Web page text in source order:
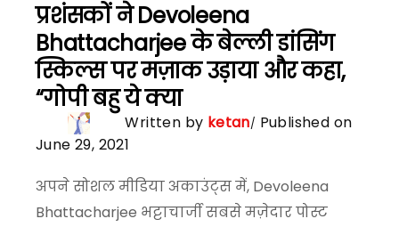
प्रशंसकों ने Devoleena
Bhattacharjee के बेल्ली डांसिंग
स्किल्स पर मज़ाक उड़ाया और कहा,
“गोपी बहु ये क्या
Written by ketan Published on
June 29, 2021
अपने सोशल मीडिया अकाउंट्स में, Devoleena
Bhattacharjee भट्टाचार्जी सबसे मज़ेदार पोस्ट